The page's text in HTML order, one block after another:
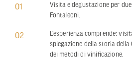
01
Visita e degustazione per
Fontaleoni.
02
L'esperienza comprende:
spiegazione della storia
dei metodi di vinificazione.